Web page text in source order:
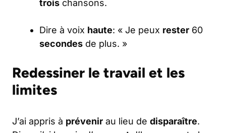
trois chansons.
Dire à voix haute: « Je peux rester 60
secondes de plus. »
Redessiner le travail et les
limites
J’ai appris à prévenir au lieu de disparaître.